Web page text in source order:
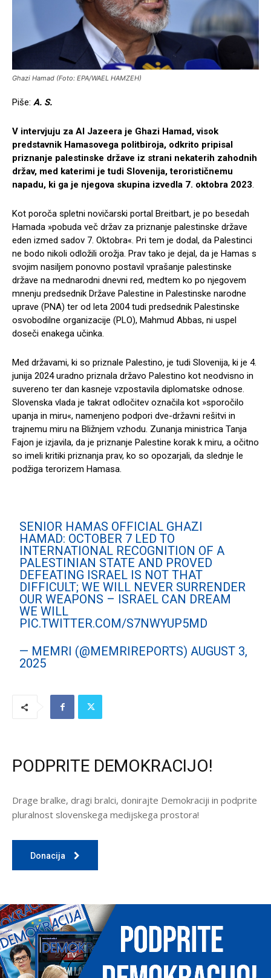
Ghazi Hamad (Foto: EPA/WAEL HAMZEH)
Piše: A. S.
V intervjuju za Al Jazeera je Ghazi Hamad, visok
predstavnik Hamasovega politbiroja, odkrito pripisal
priznanje palestinske države iz strani nekaterih zahodnih
držav, med katerimi je tudi Slovenija, terorističnemu
napadu, ki ga je njegova skupina izvedla 7. oktobra 2023.
Kot poroča spletni novičarski portal Breitbart, je po besedah
Hamada »pobuda več držav za priznanje palestinske države
eden izmed sadov 7. Oktobra«. Pri tem je dodal, da Palestinci
ne bodo nikoli odložili orožja. Prav tako je dejal, da je Hamas s
svojim nasiljem ponovno postavil vprašanje palestinske
države na mednarodni dnevni red, medtem ko po njegovem
mnenju predsednik Države Palestine in Palestinske narodne
uprave (PNA) ter od leta 2004 tudi predsednik Palestinske
osvobodilne organizacije (PLO), Mahmud Abbas, ni uspel
doseči enakega učinka.
Med državami, ki so priznale Palestino, je tudi Slovenija, ki je 4.
junija 2024 uradno priznala državo Palestino kot neodvisno in
suvereno ter dan kasneje vzpostavila diplomatske odnose.
Slovenska vlada je takrat odločitev označila kot »sporočilo
upanja in miru«, namenjeno podpori dve-državni rešitvi in
trajnemu miru na Bližnjem vzhodu. Zunanja ministrica Tanja
Fajon je izjavila, da je priznanje Palestine korak k miru, a očitno
so imeli kritiki priznanja prav, ko so opozarjali, da slednje le
podžiga terorizem Hamasa.
SENIOR HAMAS OFFICIAL GHAZI
HAMAD: OCTOBER 7 LED TO
INTERNATIONAL RECOGNITION OF A
PALESTINIAN STATE AND PROVED
DEFEATING ISRAEL IS NOT THAT
DIFFICULT; WE WILL NEVER SURRENDER
OUR WEAPONS – ISRAEL CAN DREAM
WE WILL
PIC.TWITTER.COM/S7NWYUP5MD
— MEMRI (@MEMRIREPORTS)AUGUST 3,
2025
PODPRITE DEMOKRACIJO!
Drage bralke, dragi bralci, donirajte Demokraciji in podprite
pluralnost slovenskega medijskega prostora!
Donacija